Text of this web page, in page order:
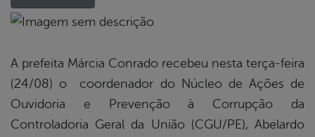
A prefeita Márcia Conrado recebeu nesta terça-feira
(24/08) o
coordenador do Núcleo de Ações de
Ouvidoria e Prevenção à Corrupção da
Controladoria Geral da União (CGU/PE), Abelardo